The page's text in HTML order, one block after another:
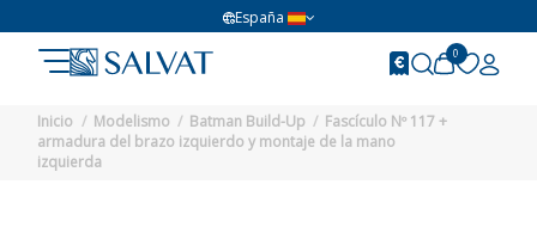
España
0
Inicio Modelismo Batman Build-Up
Fascículo Nº 117 +
armadura del brazo izquierdo y montaje de la mano
izquierda